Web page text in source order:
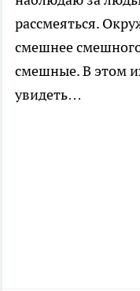
рассмеяться.
смешнее
смешные. В этом
увидеть…